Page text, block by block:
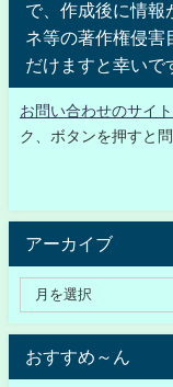
で、作成後に情報
ネ等の著作権侵害
だけますと幸いで
お問い合わせのサイ
ク、ボタンを押すと
アーカイブ
おすすめ～ん